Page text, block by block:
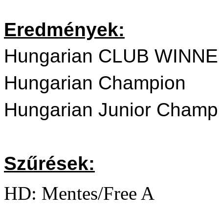
Eredmények:
Hungarian CLUB
Hungarian Champion
Hungarian Junior
Szűrések:
HD: Mentes/Free A